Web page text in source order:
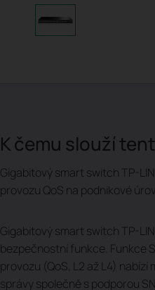
K čemu slouží
Gigabitový smart switch TP-
provozu QoS na podnikové
Gigabitový smart switch TP-
bezpečnostní funkce. Funkce
provozu (QoS, L2 až L4)
správy společně s podporou